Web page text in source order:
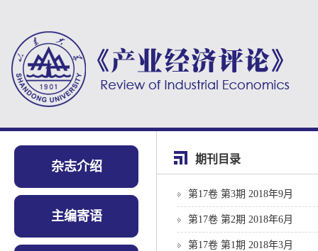
杂志介绍
主编寄语
期刊目录
第17卷 第3期 2018年9月
第17卷 第2期 2018年6月
第17卷 第1期 2018年3月